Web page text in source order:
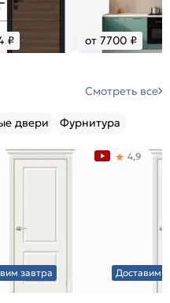
₽ от 7700 ₽
Смотреть все
двери Фурнитура
завтра Доставим
4,9